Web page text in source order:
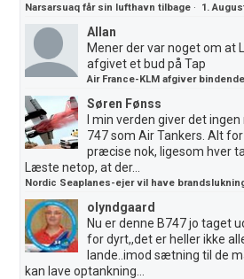
Narsarsuaq får sin lufthavn tilbage · 1.
Allan
Mener der var noget om at
afgivet et bud på Tap
Air France-KLM afgiver
Søren Fønss
I min verden giver det
747 som Air Tankers. Alt
præcise nok, ligesom hver
Læste netop, at der...
Nordic Seaplanes-ejer vil have
olyndgaard
Nu er denne B747 jo taget
for dyrt,,det er heller ikke
lande..imod sætning til de
kan lave optankning...